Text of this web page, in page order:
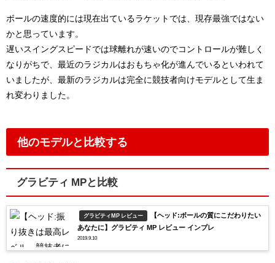
ボールの速度的には現在出ているラケットでは、現存最強ではない
かと思っています。
遅いスイングスピードでは球離れが速いのでコントロールが難しく
なりがちで、最近のラジカルはおもちゃ化が進んでいるといわれて
いましたが、最新のラジカルは完全に競技者向けモデルとして生ま
れ変わりました。
他のモデルと比較する
グラビティ MPと比較
グラビティMP レビュー
【ヘッド:ボールの質にこだわりたい
あなたに】グラビティ MP レビュー インプレ
2019.9.10